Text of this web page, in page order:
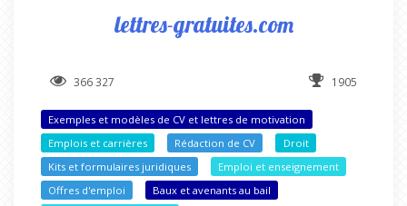
lettres-gratuites.com
366 327 1905
Exemples et modèles de CV et lettres de motivation
Emplois et carrières
Rédaction de CV
Droit
Kits et formulaires juridiques
Emploi et enseignement
Offres d'emploi
Baux et avenants au bail